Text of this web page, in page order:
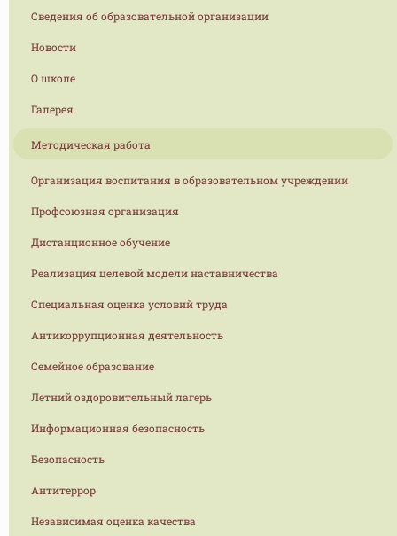
Сведения об образовательной организации
Новости
О школе
Галерея
Методическая работа
Организация воспитания в образовательном учреждении
Профсоюзная организация
Дистанционное обучение
Реализация целевой модели наставничества
Специальная оценка условий труда
Антикоррупционная деятельность
Семейное образование
Летний оздоровительный лагерь
Информационная безопасность
Безопасность
Антитеррор
Независимая оценка качества